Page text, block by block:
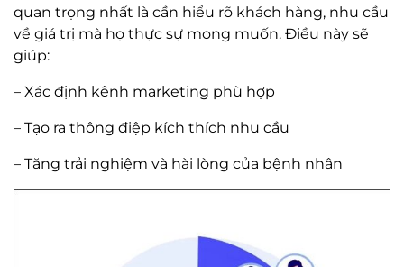
quan trọng nhất là cần hiểu rõ khách hàng, nhu cầu
về giá trị mà họ thực sự mong muốn. Điều này sẽ
giúp:
– Xác định kênh marketing phù hợp
– Tạo ra thông điệp kích thích nhu cầu
– Tăng trải nghiệm và hài lòng của bệnh nhân